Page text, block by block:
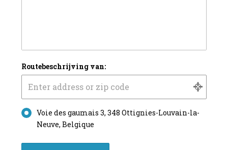
Routebeschrijving van:
Voie des gaumais 3, 348 Ottignies-Louvain-la-
Neuve, Belgique